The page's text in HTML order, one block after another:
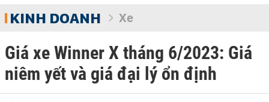
KINH DOANH Xe
Giá xe Winner X tháng 6/2023: Giá
niêm yết và giá đại lý ổn định